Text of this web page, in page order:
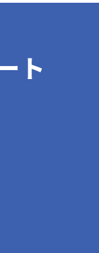
ト